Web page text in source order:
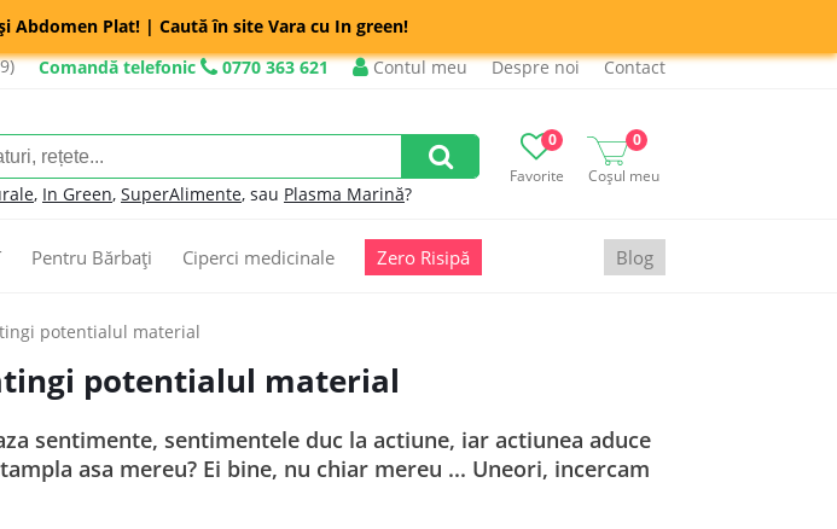
Abdomen Plat! | Caută în site Vara cu In green!
Comandă telefonic 0770 363 621 Contul meu Despre noi Contact
Favorite
0
Coșul meu
0
, In Green, SuperAlimente, sau Plasma Marină?
Pentru Bărbați Ciperci medicinale Zero Risipă Blog
potentialul material
potentialul material
sentimente, sentimentele duc la actiune, iar actiunea aduce
asa mereu? Ei bine, nu chiar mereu ... Uneori, incercam